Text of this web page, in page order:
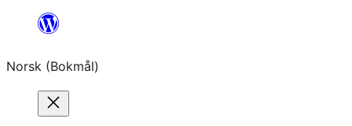
Hopp
innhold
Norsk (Bokmål)